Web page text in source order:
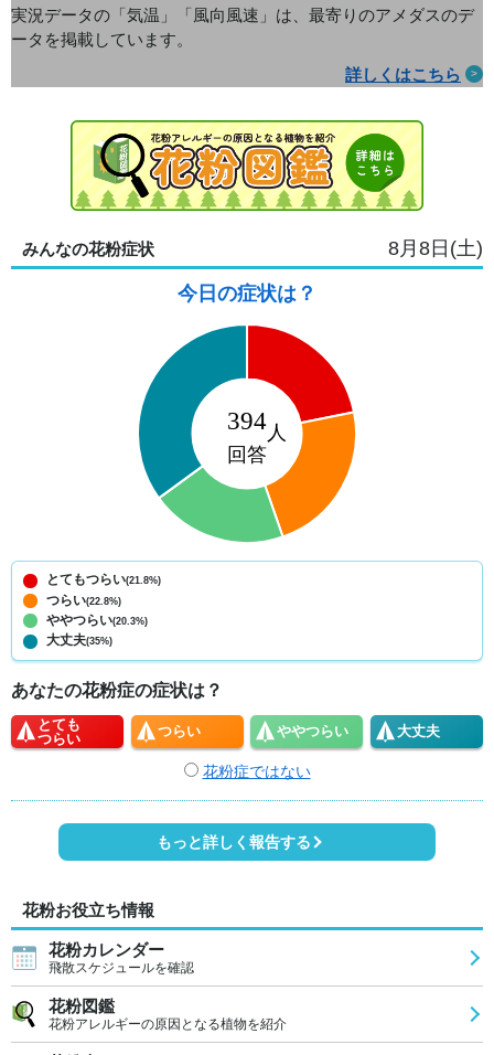
実況データの「気温」「風向風速」は、最寄りのアメダスのデ
ータを掲載しています。
詳しくはこちら
みんなの花粉症状 8月8日(土)
今日の症状は？
とてもつらい(21.8%)
つらい(22.8%)
ややつらい(20.3%)
大丈夫(35%)
あなたの花粉症の症状は？
とても
つらい
つらい ややつらい 大丈夫
花粉症ではない
もっと詳しく報告する
花粉お役立ち情報
花粉カレンダー
飛散スケジュールを確認
花粉図鑑
花粉アレルギーの原因となる植物を紹介